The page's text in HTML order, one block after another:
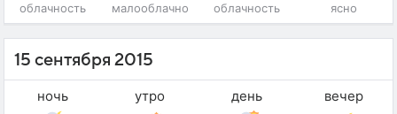
облачность малооблачно облачность ясно
15 сентября 2015
ночь утро день вечер